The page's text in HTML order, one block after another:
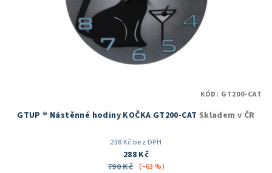
GTUP ® Nástěnné hodiny KOČKA GT200-CAT Skladem v ČR
238 Kč bez DPH
288 Kč
790 Kč (–63 %)
KÓD: GT200-CAT